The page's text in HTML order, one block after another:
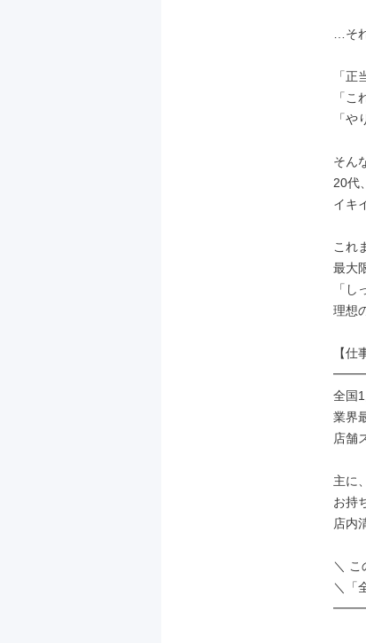
…そ
「正
「こ
「
そん
20代
イキ
これ
最大
「し
理想
【仕
全国
業界
店舗
主に
お持
店内
＼ こ
＼「